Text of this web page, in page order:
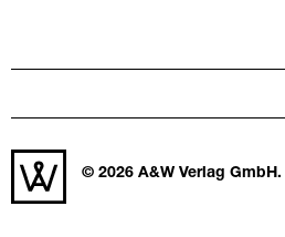
© 2026 A&W Verlag GmbH.